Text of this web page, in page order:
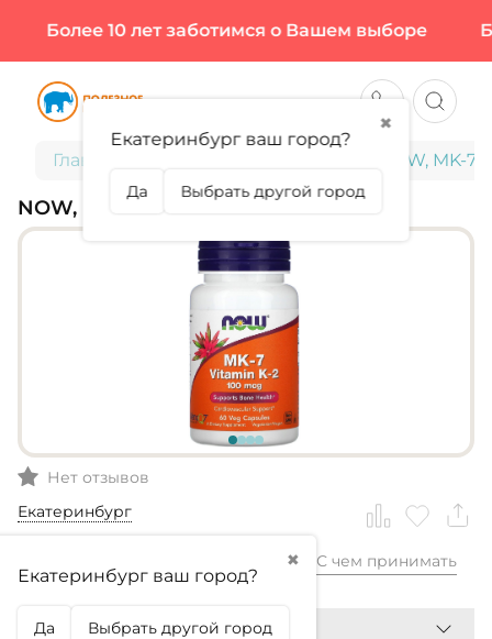
Более 10 лет заботимся о Вашем выборе
Главная NOW, MK-7
NOW, MK-7 VITAMIN K-2 100 МКГ
Нет отзывов
Екатеринбург
✖
Екатеринбург ваш город?
Да Выбрать другой город
1 880,99₽ С чем принимать
✖
Екатеринбург ваш город?
Да Выбрать другой город